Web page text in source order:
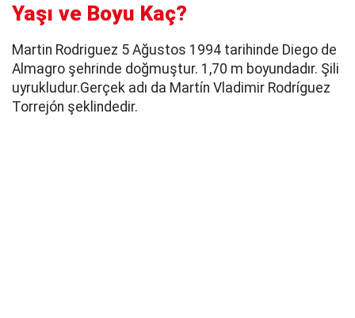
Yaşı ve Boyu Kaç?
Martin Rodriguez 5 Ağustos 1994 tarihinde Diego de
Almagro şehrinde doğmuştur. 1,70 m boyundadır. Şili
uyrukludur.Gerçek adı da Martín Vladimir Rodríguez
Torrejón şeklindedir.